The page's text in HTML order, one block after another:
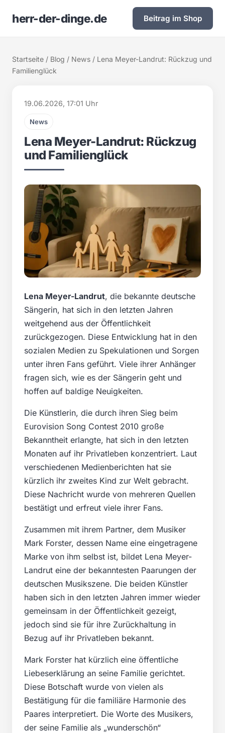
herr-der-dinge.de Beitrag im Shop
Startseite / Blog / News / Lena Meyer-Landrut: Rückzug und
Familienglück
19.06.2026, 17:01 Uhr
News
Lena Meyer-Landrut: Rückzug
und Familienglück
Lena Meyer-Landrut, die bekannte deutsche
Sängerin, hat sich in den letzten Jahren
weitgehend aus der Öffentlichkeit
zurückgezogen. Diese Entwicklung hat in den
sozialen Medien zu Spekulationen und Sorgen
unter ihren Fans geführt. Viele ihrer Anhänger
fragen sich, wie es der Sängerin geht und
hoffen auf baldige Neuigkeiten.
Die Künstlerin, die durch ihren Sieg beim
Eurovision Song Contest 2010 große
Bekanntheit erlangte, hat sich in den letzten
Monaten auf ihr Privatleben konzentriert. Laut
verschiedenen Medienberichten hat sie
kürzlich ihr zweites Kind zur Welt gebracht.
Diese Nachricht wurde von mehreren Quellen
bestätigt und erfreut viele ihrer Fans.
Zusammen mit ihrem Partner, dem Musiker
Mark Forster, dessen Name eine eingetragene
Marke von ihm selbst ist, bildet Lena Meyer-
Landrut eine der bekanntesten Paarungen der
deutschen Musikszene. Die beiden Künstler
haben sich in den letzten Jahren immer wieder
gemeinsam in der Öffentlichkeit gezeigt,
jedoch sind sie für ihre Zurückhaltung in
Bezug auf ihr Privatleben bekannt.
Mark Forster hat kürzlich eine öffentliche
Liebeserklärung an seine Familie gerichtet.
Diese Botschaft wurde von vielen als
Bestätigung für die familiäre Harmonie des
Paares interpretiert. Die Worte des Musikers,
der seine Familie als „wunderschön“